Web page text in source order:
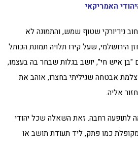
האמריקאי
ניו־יורקי שטוף שמש, והתמונה לא
הירושלמי, שעל קירו תלויה תמונת הכותל
איש חי", יושב בגלות שבחר בה בעצמו,
אבטחה שגיליתי בחצרו, אוהב את
אליה.
לתופעה רחבה. זאת השאלה שכל יהודי
מקופלת כמו פתק, ליד תעודת תושב או